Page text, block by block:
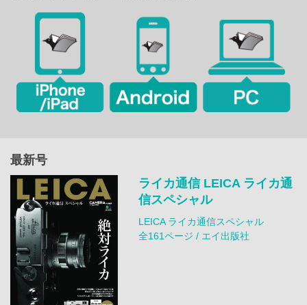
最新号
ライカ通信 LEICA ライカ通
信スペシャル
LEICA ライカ通信スペシャル
全161ページ / エイ出版社